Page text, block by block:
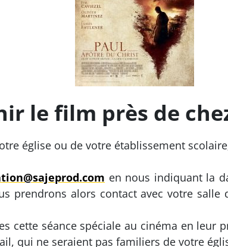
le film près de
église ou de votre établissement
en nous indiquant la
prendrons alors contact avec votre salle
cette séance spéciale au cinéma en
qui ne seraient pas familiers de votre